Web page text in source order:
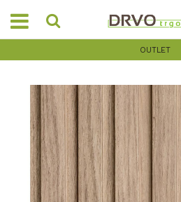
OUTLET